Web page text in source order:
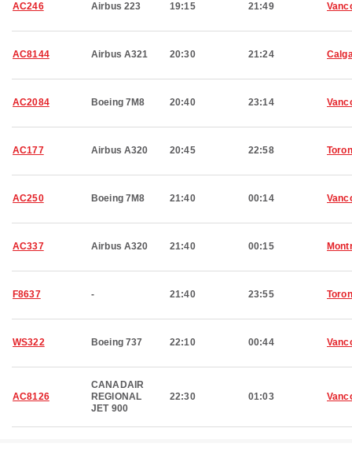
AC246 Airbus 223 19:15 21:49
AC8144 Airbus A321 20:30 21:24
AC2084 Boeing 7M8 20:40 23:14
AC177 Airbus A320 20:45 22:58
AC250 Boeing 7M8 21:40 00:14
AC337 Airbus A320 21:40 00:15
F8637 - 21:40 23:55
WS322 Boeing 737 22:10 00:44
AC8126
CANADAIR
REGIONAL
JET 900
22:30 01:03